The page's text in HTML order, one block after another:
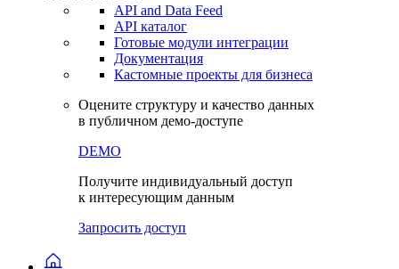
Откройте глобальную базу данных
Получить доступ
API & Data Feed
API and Data Feed
Готовые модули интеграции
Документация
в публичном демо-доступе